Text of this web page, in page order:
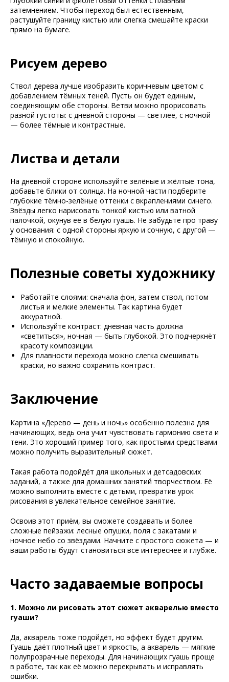
затемнением. Чтобы переход был естественным,
растушуйте границу кистью или слегка смешайте краски
прямо на бумаге.
Рисуем дерево
Ствол дерева лучше изобразить коричневым цветом с
добавлением тёмных теней. Пусть он будет единым,
соединяющим обе стороны. Ветви можно прорисовать
разной густоты: с дневной стороны — светлее, с ночной
— более тёмные и контрастные.
Листва и детали
На дневной стороне используйте зелёные и жёлтые тона,
добавьте блики от солнца. На ночной части подберите
глубокие тёмно-зелёные оттенки с вкраплениями синего.
Звёзды легко нарисовать тонкой кистью или ватной
палочкой, окунув её в белую гуашь. Не забудьте про траву
у основания: с одной стороны яркую и сочную, с другой —
тёмную и спокойную.
Полезные советы художнику
Работайте слоями: сначала фон, затем ствол, потом
листья и мелкие элементы. Так картина будет
аккуратной.
Используйте контраст: дневная часть должна
«светиться», ночная — быть глубокой. Это подчеркнёт
красоту композиции.
Для плавности перехода можно слегка смешивать
краски, но важно сохранить контраст.
Заключение
Картина «Дерево — день и ночь» особенно полезна для
начинающих, ведь она учит чувствовать гармонию света и
тени. Это хороший пример того, как простыми средствами
можно получить выразительный сюжет.
Такая работа подойдёт для школьных и детсадовских
заданий, а также для домашних занятий творчеством. Её
можно выполнить вместе с детьми, превратив урок
рисования в увлекательное семейное занятие.
Освоив этот приём, вы сможете создавать и более
сложные пейзажи: лесные опушки, поля с закатами и
ночное небо со звёздами. Начните с простого сюжета — и
ваши работы будут становиться всё интереснее и глубже.
Часто задаваемые вопросы
1. Можно ли рисовать этот сюжет акварелью вместо
гуаши?
Да, акварель тоже подойдёт, но эффект будет другим.
Гуашь даёт плотный цвет и яркость, а акварель — мягкие
полупрозрачные переходы. Для начинающих гуашь проще
в работе, так как её можно перекрывать и исправлять
ошибки.